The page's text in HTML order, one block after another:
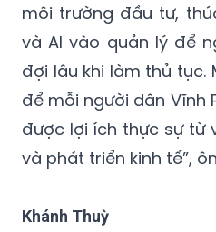
môi trường đầu tư,
và AI vào quản lý để
đợi lâu khi làm thủ tục.
để mỗi người dân Vĩnh
được lợi ích thực sự từ
và phát triển kinh tế”,
Khánh Thuỳ